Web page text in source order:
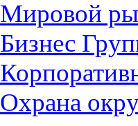
Мировой
Бизнес
Охрана